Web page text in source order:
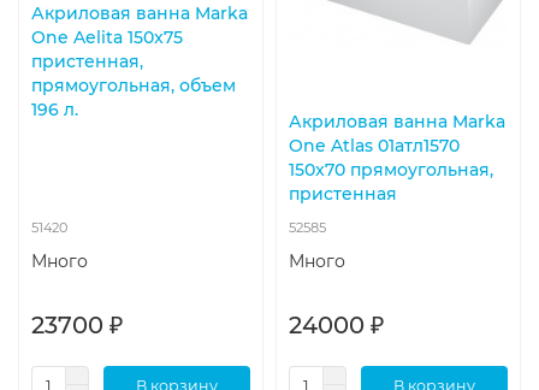
Акриловая ванна Marka
One Aelita 150x75
пристенная,
прямоугольная, объем
196 л.
51420
Много
23700 ₽
В корзину
Акриловая ванна Marka
One Atlas 01атл1570
150x70 прямоугольная,
пристенная
52585
Много
24000 ₽
В корзину